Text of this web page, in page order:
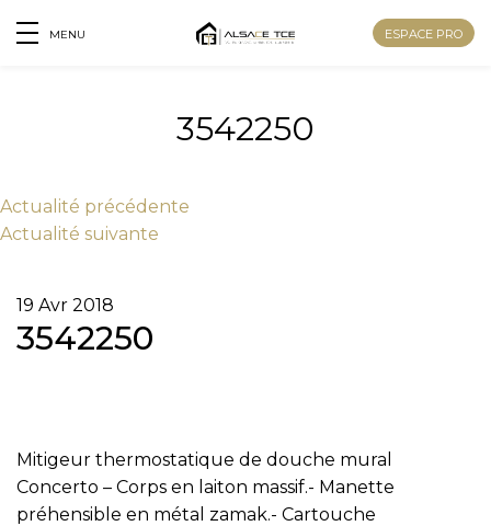
MENU ESPACE PRO
3542250
Actualité précédente
Actualité suivante
19 Avr 2018
3542250
Mitigeur thermostatique de douche mural
Concerto – Corps en laiton massif.- Manette
préhensible en métal zamak.- Cartouche
Nom
Prénom